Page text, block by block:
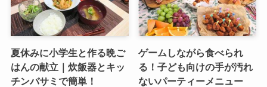
夏休みに小学生と作る晩ご
はんの献立｜炊飯器とキッ
チンバサミで簡単！
ゲームしながら食べられ
る！子ども向けの手が汚れ
ないパーティーメニュー